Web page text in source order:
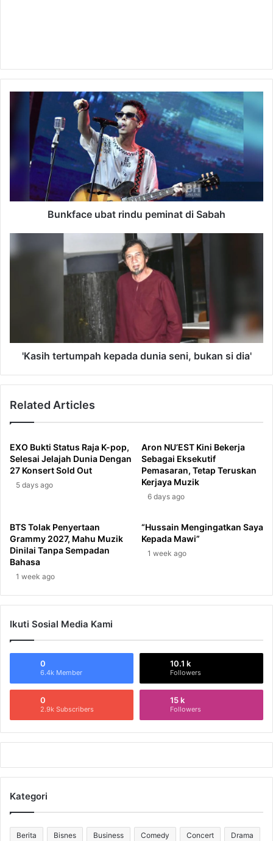
Bunkface
peminat
Sabah
Bunkface ubat rindu peminat di Sabah
tertumpah
'Kasih tertumpah kepada dunia seni, bukan si dia'
Related Articles
EXO Bukti Status Raja K-pop,
Selesai Jelajah Dunia Dengan
27 Konsert Sold Out
5 days ago
Aron NU’EST Kini Bekerja
Sebagai Eksekutif
Pemasaran, Tetap Teruskan
Kerjaya Muzik
6 days ago
BTS Tolak Penyertaan
Grammy 2027, Mahu Muzik
Dinilai Tanpa Sempadan
Bahasa
1 week ago
“Hussain Mengingatkan Saya
Kepada Mawi”
1 week ago
Ikuti Sosial Media Kami
0
6.4k Member
10.1 k
Followers
0
2.9k Subscribers
15 k
Followers
Kategori
Berita Bisnes Business Comedy Concert Drama